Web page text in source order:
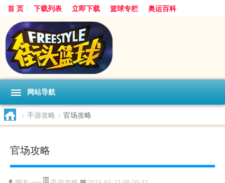
首 页 下载列表 立即下载 篮球专栏 奥运百科
网站导航
> 手游攻略 > 官场攻略
官场攻略